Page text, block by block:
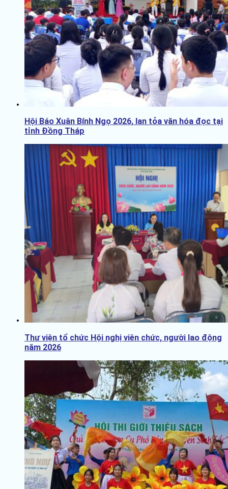
Hội Báo Xuân Bính Ngọ 2026, lan tỏa văn hóa đọc tại
tỉnh Đồng Tháp
Thư viện tổ chức Hội nghị viên chức, người lao động
năm 2026